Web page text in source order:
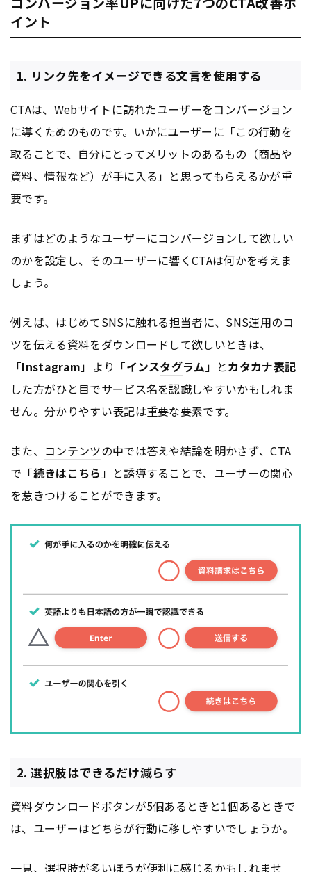
イント
1. リンク先をイメージできる文言を使用する
CTAは、 Webサイト に訪れたユーザーをコンバージョン
に導くためのものです。いかにユーザーに「この行動を
取ることで、自分にとってメリットのあるもの（商品や
資料、情報など）が手に入る」と思ってもらえるかが重
要です。
まずはどのようなユーザーにコンバージョンして欲しい
のかを設定し、そのユーザーに響くCTAは何かを考えま
しょう。
例えば、はじめてSNSに触れる担当者に、SNS運用のコ
ツを伝える資料をダウンロードして欲しいときは、
「Instagram」より「インスタグラム」とカタカナ表記
した方がひと目でサービス名を認識しやすいかもしれま
せん。分かりやすい表記は重要な要素です。
また、 コンテンツの中では答えや結論を明かさず、CTA
で「続きはこちら」と誘導することで、ユーザーの関心
を惹きつけることができます。
2. 選択肢はできるだけ減らす
資料ダウンロードボタンが5個あるときと1個あるときで
は、ユーザーはどちらが行動に移しやすいでしょうか。
一見、選択肢が多いほうが便利に感じるかもしれませ